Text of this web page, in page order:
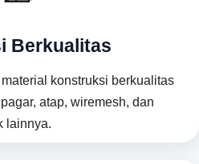
Berkualitas
konstruksi berkualitas
atap, wiremesh, dan
lainnya.